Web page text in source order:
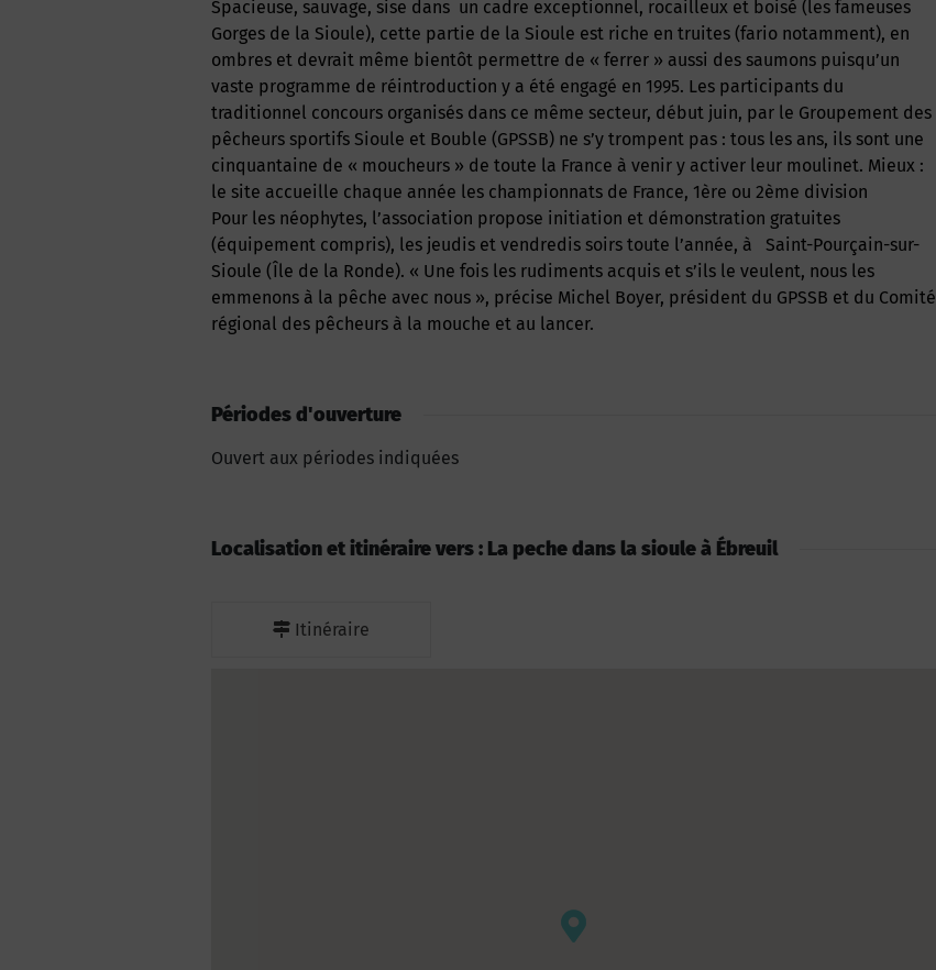
Spacieuse, sauvage, sise dans un cadre exceptionnel, rocailleux et boisé (les fameuses
Gorges de la Sioule), cette partie de la Sioule est riche en truites (fario notamment), en
ombres et devrait même bientôt permettre de « ferrer » aussi des saumons puisqu’un
vaste programme de réintroduction y a été engagé en 1995. Les participants du
traditionnel concours organisés dans ce même secteur, début juin, par le Groupement des
pêcheurs sportifs Sioule et Bouble (GPSSB) ne s’y trompent pas : tous les ans, ils sont une
cinquantaine de « moucheurs » de toute la France à venir y activer leur moulinet. Mieux :
le site accueille chaque année les championnats de France, 1ère ou 2ème division
Pour les néophytes, l’association propose initiation et démonstration gratuites
(équipement compris), les jeudis et vendredis soirs toute l’année, à Saint-Pourçain-sur-
Sioule (Île de la Ronde). « Une fois les rudiments acquis et s’ils le veulent, nous les
emmenons à la pêche avec nous », précise Michel Boyer, président du GPSSB et du Comité
régional des pêcheurs à la mouche et au lancer.
Périodes d'ouverture
Ouvert aux périodes indiquées
Localisation et itinéraire vers : La peche dans la sioule à Ébreuil
Itinéraire